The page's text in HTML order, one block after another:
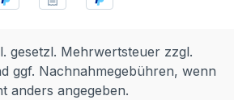
gesetzl. Mehrwertsteuer zzgl.
ggf. Nachnahmegebühren, wenn
anders angegeben.